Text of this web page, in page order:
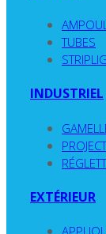
TUBES
INDUSTRIEL
EXTÉRIEUR